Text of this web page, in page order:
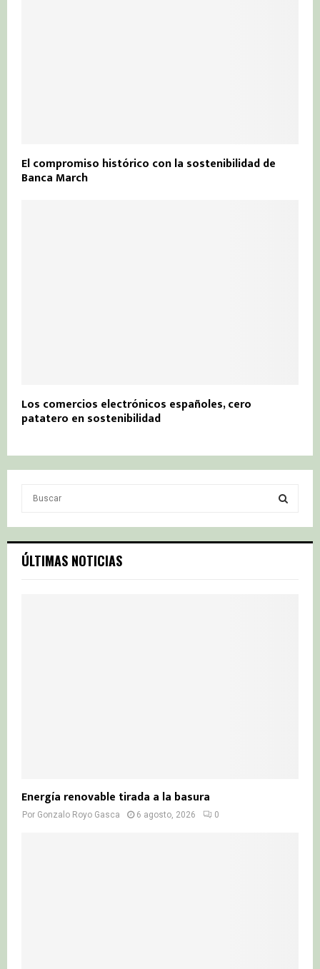
El compromiso histórico con la sostenibilidad de
Banca March
Los comercios electrónicos españoles, cero
patatero en sostenibilidad
c
h
S
ÚLTIMAS NOTICIAS
Energía renovable tirada a la basura
Por Gonzalo Royo Gasca 6 agosto, 2026 0